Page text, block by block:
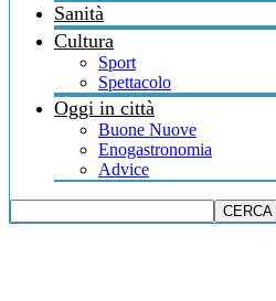
Sanità
Cultura
Sport
Spettacolo
Oggi in città
Buone Nuove
Enogastronomia
Advice